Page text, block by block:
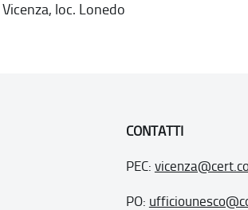
loc. Lonedo
CONTATTI
PEC:
PO: